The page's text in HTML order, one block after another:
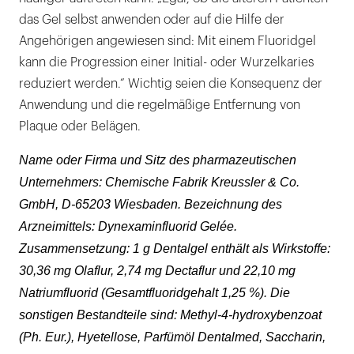
das Gel selbst anwenden oder auf die Hilfe der
Angehörigen angewiesen sind: Mit einem Fluoridgel
kann die Progression einer Initial- oder Wurzelkaries
reduziert werden.“ Wichtig seien die Konsequenz der
Anwendung und die regelmäßige Entfernung von
Plaque oder Belägen.
Name oder Firma und Sitz des pharmazeutischen
Unternehmers: Chemische Fabrik Kreussler & Co.
GmbH, D-65203 Wiesbaden. Bezeichnung des
Arzneimittels: Dynexaminfluorid Gelée.
Zusammensetzung: 1 g Dentalgel enthält als Wirkstoffe:
30,36 mg Olaflur, 2,74 mg Dectaflur und 22,10 mg
Natriumfluorid (Gesamtfluoridgehalt 1,25 %). Die
sonstigen Bestandteile sind: Methyl-4-hydroxybenzoat
(Ph. Eur.), Hyetellose, Parfümöl Dentalmed, Saccharin,